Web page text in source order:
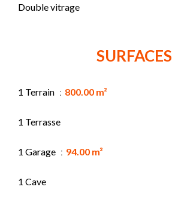
Double vitrage
SURFACES
1 Terrain 800.00 m²
1 Terrasse
1 Garage 94.00 m²
1 Cave